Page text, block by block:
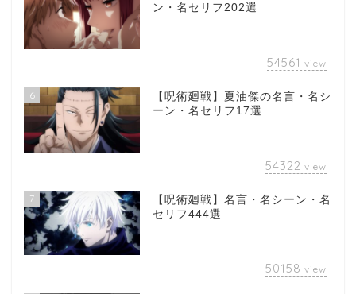
ン・名セリフ202選
54561 view
6
【呪術廻戦】夏油傑の名言・名シ
ーン・名セリフ17選
54322 view
7
【呪術廻戦】名言・名シーン・名
セリフ444選
50158 view